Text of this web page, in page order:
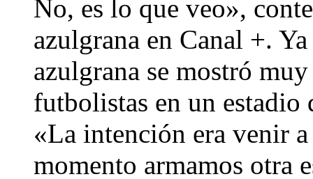
No, es lo que veo»,
azulgrana en Canal +.
azulgrana se mostró
futbolistas en un
«La intención era venir
momento armamos otra